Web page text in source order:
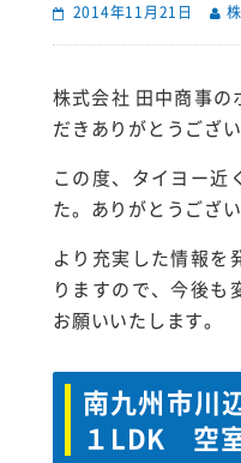
2014年11月21日
株式会社 田中商事の
だきありがとうござい
この度、タイヨー近
た。ありがとうござい
より充実した情報を
りますので、今後も
お願いいたします。
南九州市川
１LDK 空